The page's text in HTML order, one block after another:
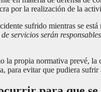
por la realización de la
sufrido mientras se
de servicios serán
la propia normativa prevé, la
para evitar que pudiera